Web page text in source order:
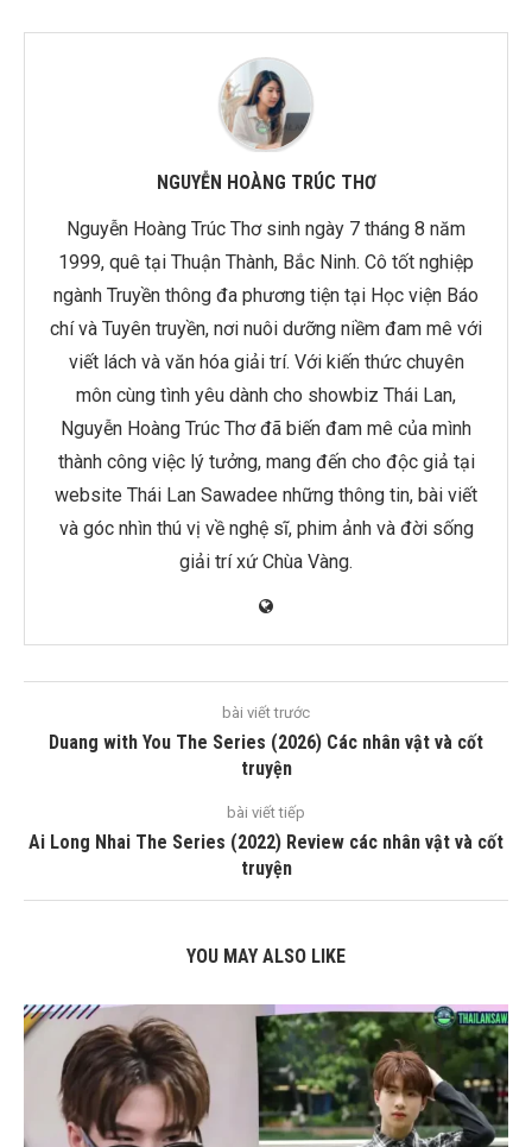
NGUYỄN HOÀNG TRÚC THƠ
Nguyễn Hoàng Trúc Thơ sinh ngày 7 tháng 8 năm
1999, quê tại Thuận Thành, Bắc Ninh. Cô tốt nghiệp
ngành Truyền thông đa phương tiện tại Học viện Báo
chí và Tuyên truyền, nơi nuôi dưỡng niềm đam mê với
viết lách và văn hóa giải trí. Với kiến thức chuyên
môn cùng tình yêu dành cho showbiz Thái Lan,
Nguyễn Hoàng Trúc Thơ đã biến đam mê của mình
thành công việc lý tưởng, mang đến cho độc giả tại
website Thái Lan Sawadee những thông tin, bài viết
và góc nhìn thú vị về nghệ sĩ, phim ảnh và đời sống
giải trí xứ Chùa Vàng.
bài viết trước
Duang with You The Series (2026) Các nhân vật và cốt
truyện
bài viết tiếp
Ai Long Nhai The Series (2022) Review các nhân vật và cốt
truyện
YOU MAY ALSO LIKE